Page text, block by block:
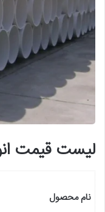
لیست قیمت
نام محصول